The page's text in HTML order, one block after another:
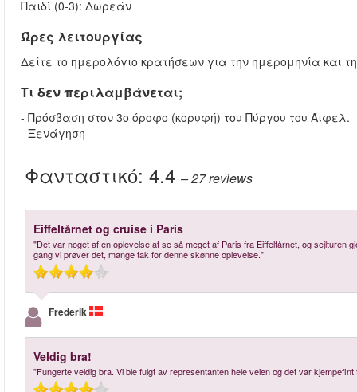
Παιδί (0-3): Δωρεάν
Ώρες λειτουργίας
Δείτε το ημερολόγιο κρατήσεων για την ημερομηνία και
Τι δεν περιλαμβάνεται;
- Πρόσβαση στον 3ο όροφο (κορυφή) του Πύργου του Άιφελ.
- Ξενάγηση
Φανταστικό: 4.4 – 27reviews
Eiffeltårnet og cruise i Paris
"Det var noget af en oplevelse at se så meget af Paris fra Eiffeltårnet, og
gang vi prøver det, mange tak for denne skønne oplevelse."
Frederik
Veldig bra!
"Fungerte veldig bra. Vi ble fulgt av representanten hele veien og det var